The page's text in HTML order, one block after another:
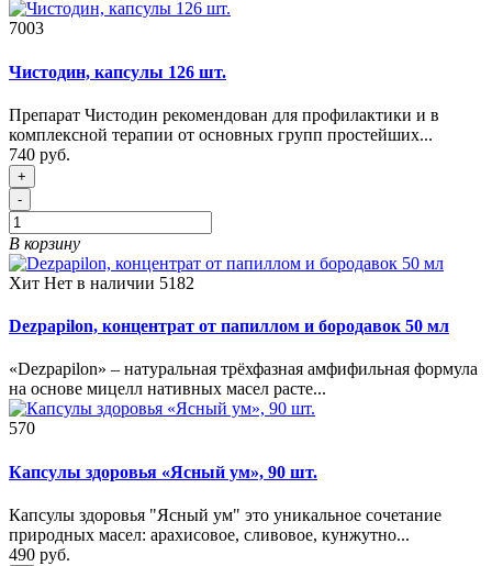
7003
Чистодин, капсулы 126 шт.
Препарат Чистодин рекомендован для профилактики и в
комплексной терапии от основных групп простейших...
740 руб.
+
-
В корзину
Хит Нет в наличии 5182
Dezpapilon, концентрат от папиллом и бородавок 50 мл
«Dezpapilon» – натуральная трёхфазная амфифильная формула
на основе мицелл нативных масел расте...
570
Капсулы здоровья «Ясный ум», 90 шт.
Капсулы здоровья "Ясный ум" это уникальное сочетание
природных масел: арахисовое, сливовое, кунжутно...
490 руб.